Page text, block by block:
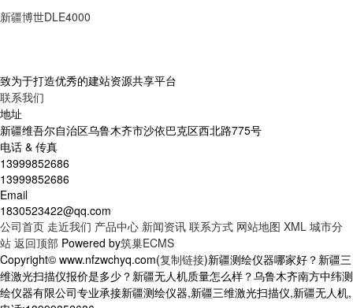
新疆博世DLE4000
致为于打造优秀的建站资源共享平台
联系我们
地址
新疆维吾尔自治区乌鲁木齐市沙依巴克区西北路775号
电话 & 传真
13999852686
13999852686
Email
1830523422@qq.com
公司首页 走近我们 产品中心 新闻资讯 联系方式 网站地图 XML 城市分
站 返回顶部 Powered by筑巢ECMS
Copyright© www.nfzwchyq.com(复制链接)新疆测绘仪器哪家好？新疆三
维激光扫描仪报价是多少？新疆无人机质量怎么样？乌鲁木齐南方中纬测
绘仪器有限公司专业承接新疆测绘仪器,新疆三维激光扫描仪,新疆无人机,